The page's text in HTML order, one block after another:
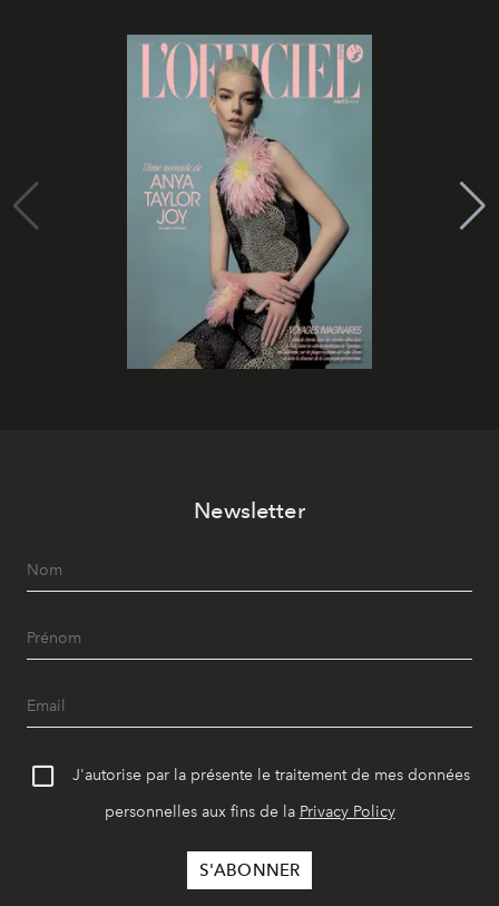
Newsletter
J'autorise par la présente le traitement de mes données
personnelles aux fins de la Privacy Policy